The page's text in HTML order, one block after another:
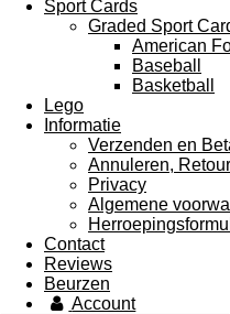
Sport Cards
Graded Sport
American
Baseball
Basketball
Lego
Informatie
Verzenden en
Annuleren,
Privacy
Algemene
Contact
Reviews
Beurzen
Account